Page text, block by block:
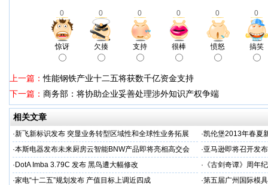
0 0 0 0 0 0
惊讶 欠揍 支持 很棒 愤怒 搞笑
上一篇：性能钢铁产业十二五将获数千亿资金支持
下一篇： 商务部：将协助企业妥善处理涉外知识产权争端
相关文章
·新飞新标识发布 突显业务转型区域性和全球性业务拓展 ·凯伦堡2013年春夏
·本斯电器发布未来厨房云智能BNW产品即将亮相高交会 ·亚马逊即将召开发
· DotA Imba 3.79C 发布 黑鸟遭大幅修改 · 《古剑奇谭》周年
·家电“十二五”规划发布 产值目标上调近四成 ·第五届广州国际模